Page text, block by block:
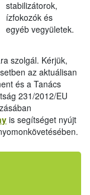
stabilizátorok,
ízfokozók és
egyéb vegyületek.
szolgál. Kérjük,
az aktuálisan
és a Tanács
231/2012/EU
is segítséget nyújt